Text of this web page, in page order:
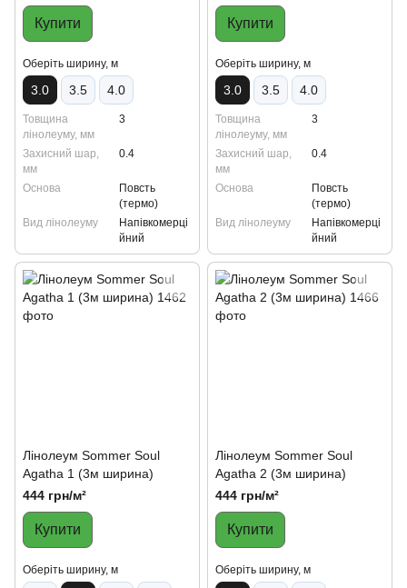
Купити
Oберіть ширину, м
3.0 3.5 4.0
Товщина
лінолеуму, мм
3
Захисний шар,
мм
0.4
Основа
Повсть
(термо)
Вид лінолеуму
Напівкомерці
йний
Купити
Oберіть ширину, м
3.0 3.5 4.0
Товщина
лінолеуму, мм
3
Захисний шар,
мм
0.4
Основа
Повсть
(термо)
Вид лінолеуму
Напівкомерці
йний
Лінолеум Sommer Soul
Agatha 1 (3м ширина)
444 грн/м²
Купити
Oберіть ширину, м
Лінолеум Sommer Soul
Agatha 2 (3м ширина)
444 грн/м²
Купити
Oберіть ширину, м